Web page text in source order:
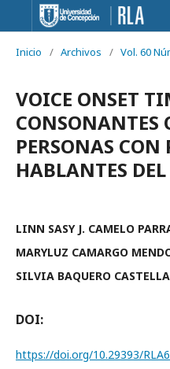
Inicio / Archivos / Vol. 60
VOICE ONSET
CONSONANTES
PERSONAS
HABLANTES
LINN SASY J. CAMELO
MARYLUZ CAMARGO
SILVIA BAQUERO
DOI:
https://doi.org/10.29393/